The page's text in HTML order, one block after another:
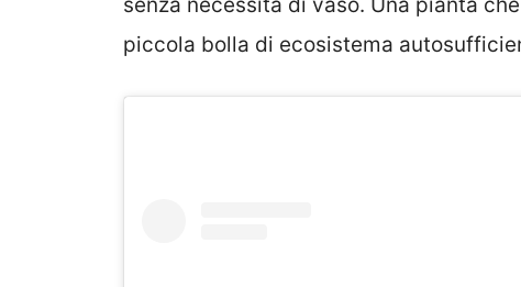
senza necessità di vaso. Una pianta
piccola bolla di ecosistema